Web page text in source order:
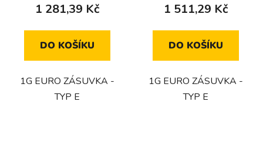
1 281,39 Kč
DO KOŠÍKU
1G EURO ZÁSUVKA -
TYP E
1 511,29 Kč
DO KOŠÍKU
1G EURO ZÁSUVKA -
TYP E